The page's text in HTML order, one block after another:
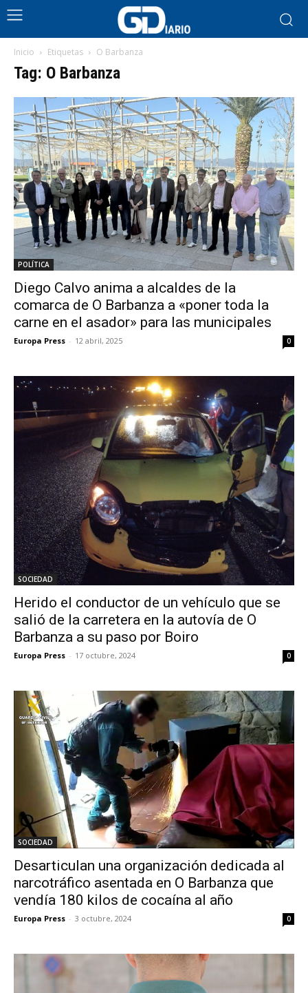
Inicio Etiquetas O Barbanza
Tag: O Barbanza
POLÍTICA
Diego Calvo anima a alcaldes de la
comarca de O Barbanza a «poner toda la
carne en el asador» para las municipales
Europa Press - 12 abril, 2025 0
SOCIEDAD
Herido el conductor de un vehículo que se
salió de la carretera en la autovía de O
Barbanza a su paso por Boiro
Europa Press - 17 octubre, 2024 0
SOCIEDAD
Desarticulan una organización dedicada al
narcotráfico asentada en O Barbanza que
vendía 180 kilos de cocaína al año
Europa Press - 3 octubre, 2024 0